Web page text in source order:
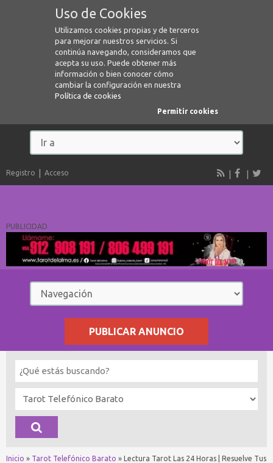
Uso de Cookies
Utilizamos cookies propias y de terceros
para mejorar nuestros servicios. Si
continúa navegando, consideramos que
acepta su uso. Puede obtener más
información o bien conocer cómo
cambiar la configuración en nuestra
Política de cookies
Permitir cookies
Registro Acceso
PUBLICIDAD
PUBLICAR ANUNCIO
Inicio » Tarot Telefónico Barato » Lectura Tarot Las 24 Horas | Resuelve Tus